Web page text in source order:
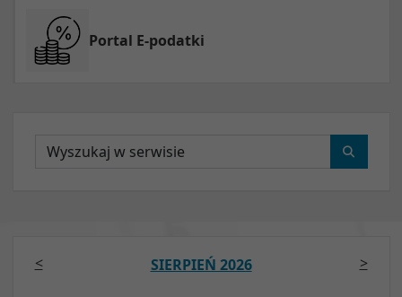
Portal E-podatki
Wyszukaj
SIERPIEŃ 2026
< >